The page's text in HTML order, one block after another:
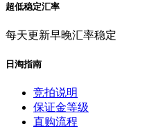
超低稳定汇率
每天更新早晚汇率稳定
日淘指南
竞拍说明
保证金等级
直购流程